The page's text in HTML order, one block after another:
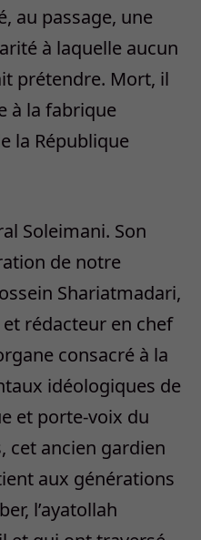
au passage, une
à laquelle aucun
prétendre. Mort, il
à la fabrique
la République
Soleimani. Son
de notre
Shariatmadari,
et rédacteur en chef
consacré à la
idéologiques de
et porte-voix du
cet ancien gardien
aux générations
l’ayatollah